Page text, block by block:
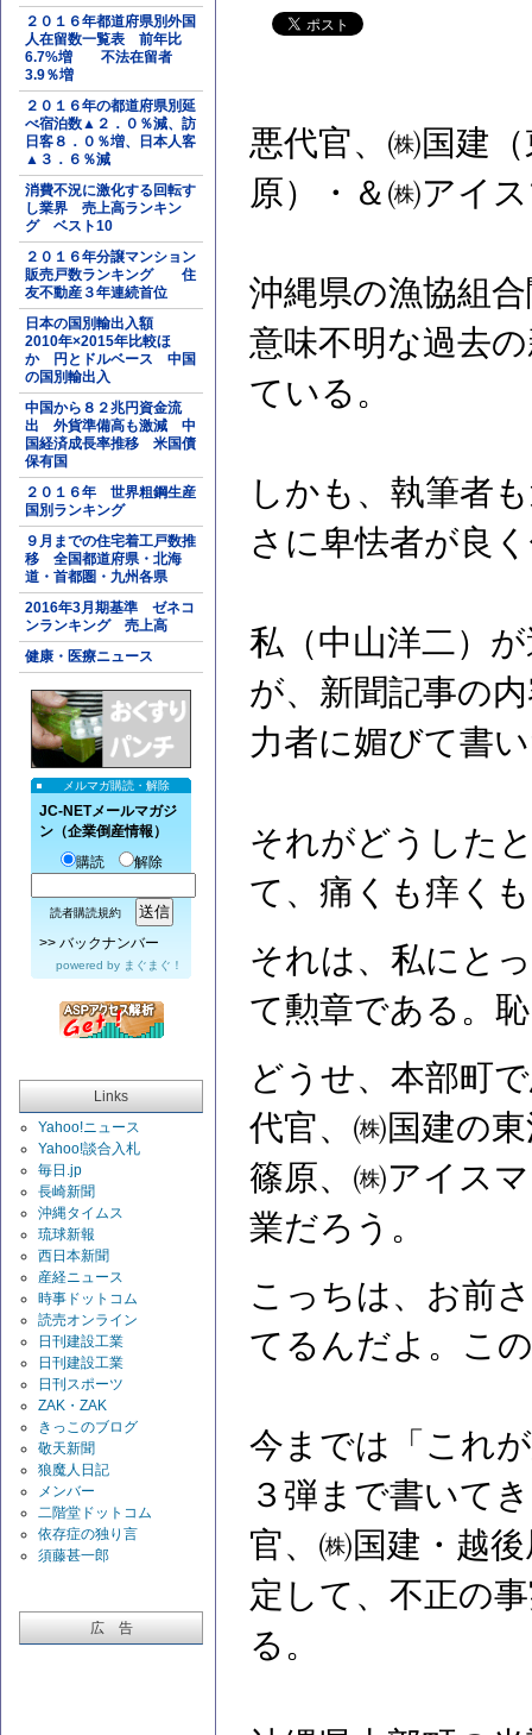
２０１６年都道府県別外国
人在留数一覧表 前年比
6.7%増 不法在留者
3.9％増
２０１６年の都道府県別延
べ宿泊数▲２．０％減、訪
日客８．０％増、日本人客
▲３．６％減
消費不況に激化する回転す
し業界 売上高ランキン
グ ベスト10
２０１６年分譲マンション
販売戸数ランキング 住
友不動産３年連続首位
日本の国別輸出入額
2010年×2015年比較ほ
か 円とドルベース 中国
の国別輸出入
中国から８２兆円資金流
出 外貨準備高も激減 中
国経済成長率推移 米国債
保有国
２０１６年 世界粗鋼生産
国別ランキング
９月までの住宅着工戸数推
移 全国都道府県・北海
道・首都圏・九州各県
2016年3月期基準 ゼネコ
ンランキング 売上高
健康・医療ニュース
メルマガ購読・解除
JC-NETメールマガジ
ン（企業倒産情報）
購読
解除
読者購読規約
>> バックナンバー
powered by まぐまぐ！
Links
Yahoo!ニュース
Yahoo!談合入札
毎日.jp
長崎新聞
沖縄タイムス
琉球新報
西日本新聞
産経ニュース
時事ドットコム
読売オンライン
日刊建設工業
日刊建設工業
日刊スポーツ
ZAK・ZAK
きっこのブログ
敬天新聞
狼魔人日記
メンバー
二階堂ドットコム
依存症の独り言
須藤甚一郎
広 告
悪代官、㈱国建
原）・＆㈱アイ
沖縄県の漁協組
意味不明な過去
ている。
しかも、執筆者
さに卑怯者が良
私（中山洋二）
が、新聞記事の
力者に媚びて書
それがどうした
て、痛くも痒く
それは、私にと
て勲章である。
どうせ、本部町
代官、㈱国建の
篠原、㈱アイス
業だろう。
こっちは、お前
てるんだよ。こ
今までは「これ
３弾まで書いて
官、㈱国建・越
定して、不正の
る。